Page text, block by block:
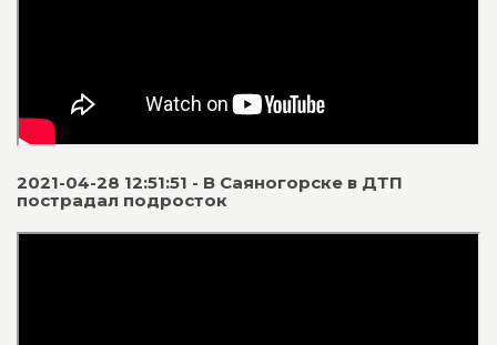
2021-04-28 12:51:51 - В Саяногорске в ДТП
пострадал подросток